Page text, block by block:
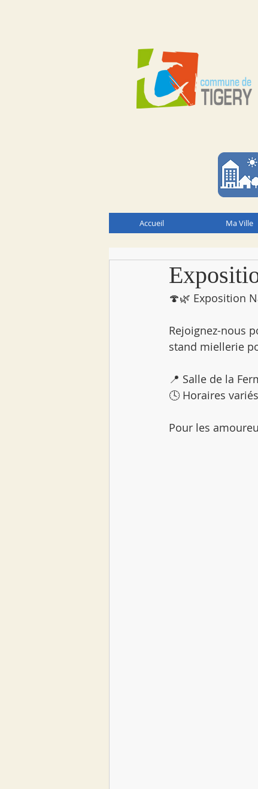
Accueil Ma Ville
🍄🌿 Exposition
Rejoignez-nous
stand miellerie
📍 Salle de la
🕓 Horaires
Pour les